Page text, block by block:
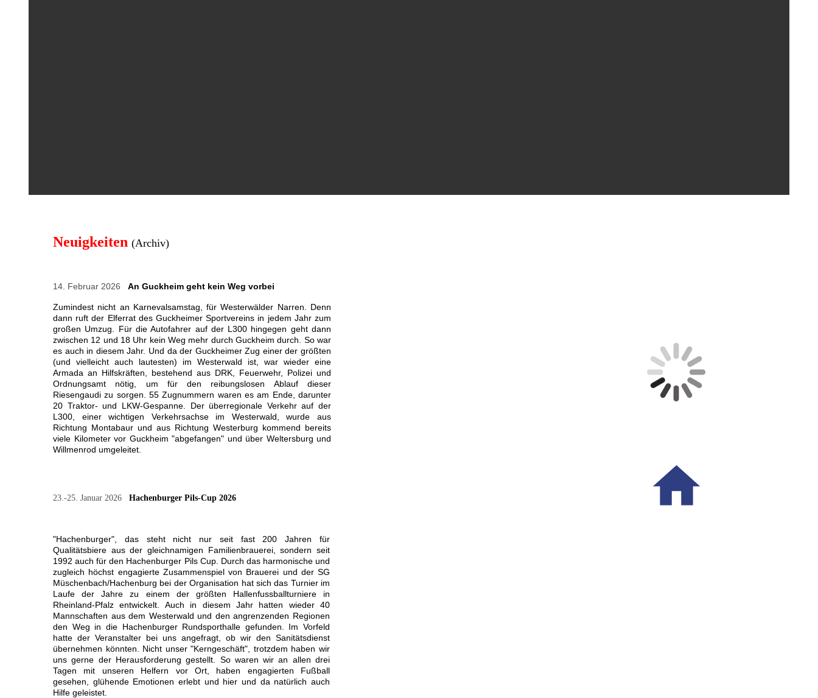
Neuigkeiten (Archiv)
14. Februar 2026 An Guckheim geht kein Weg vorbei
Zumindest nicht an Karnevalsamstag, für Westerwälder Narren. Denn
dann ruft der Elferrat des Guckheimer Sportvereins in jedem Jahr zum
großen Umzug. Für die Autofahrer auf der L300 hingegen geht dann
zwischen 12 und 18 Uhr kein Weg mehr durch Guckheim durch. So war
es auch in diesem Jahr. Und da der Guckheimer Zug einer der größten
(und vielleicht auch lautesten) im Westerwald ist, war wieder eine
Armada an Hilfskräften, bestehend aus DRK, Feuerwehr, Polizei und
Ordnungsamt nötig, um für den reibungslosen Ablauf dieser
Riesengaudi zu sorgen. 55 Zugnummern waren es am Ende, darunter
20 Traktor- und LKW-Gespanne. Der überregionale Verkehr auf der
L300, einer wichtigen Verkehrsachse im Westerwald, wurde aus
Richtung Montabaur und aus Richtung Westerburg kommend bereits
viele Kilometer vor Guckheim "abgefangen" und über Weltersburg und
Willmenrod umgeleitet.
23.-25. Januar 2026 Hachenburger Pils-Cup 2026
"Hachenburger", das steht nicht nur seit fast 200 Jahren für
Qualitätsbiere aus der gleichnamigen Familienbrauerei, sondern seit
1992 auch für den Hachenburger Pils Cup. Durch das harmonische und
zugleich höchst engagierte Zusammenspiel von Brauerei und der SG
Müschenbach/Hachenburg bei der Organisation hat sich das Turnier im
Laufe der Jahre zu einem der größten Hallenfussballturniere in
Rheinland-Pfalz entwickelt. Auch in diesem Jahr hatten wieder 40
Mannschaften aus dem Westerwald und den angrenzenden Regionen
den Weg in die Hachenburger Rundsporthalle gefunden. Im Vorfeld
hatte der Veranstalter bei uns angefragt, ob wir den Sanitätsdienst
übernehmen könnten. Nicht unser "Kerngeschäft", trotzdem haben wir
uns gerne der Herausforderung gestellt. So waren wir an allen drei
Tagen mit unseren Helfern vor Ort, haben engagierten Fußball
gesehen, glühende Emotionen erlebt und hier und da natürlich auch
Hilfe geleistet.